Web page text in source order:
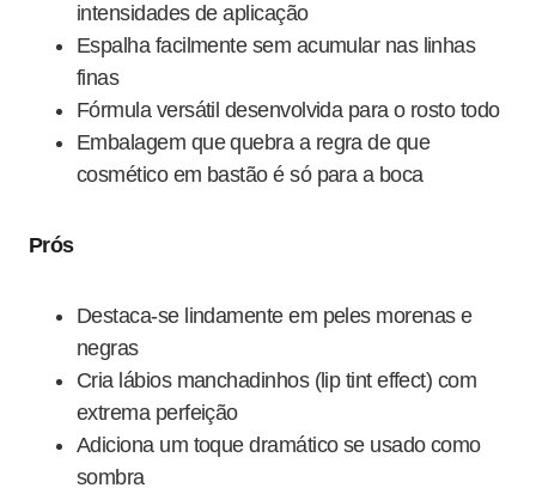
intensidades de aplicação
Espalha facilmente sem acumular nas linhas
finas
Fórmula versátil desenvolvida para o rosto todo
Embalagem que quebra a regra de que
cosmético em bastão é só para a boca
Prós
Destaca-se lindamente em peles morenas e
negras
Cria lábios manchadinhos (lip tint effect) com
extrema perfeição
Adiciona um toque dramático se usado como
sombra